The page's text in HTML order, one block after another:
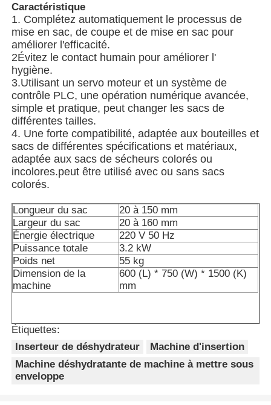
Machine à compter les cartes
Machines d'emballage
machine à cartonner
machine de remplissage
machine de boulette
Machine d'emballage de sacs à filets
machine à emballer de sac de maille
Machine à emballer verticale
Machine à emballer horizontale
Machine d'emballage à comptage visuel
Caractéristique
1. Complétez automatiquement le processus de
mise en sac, de coupe et de mise en sac pour
améliorer l'efficacité.
2Évitez le contact humain pour améliorer l'
hygiène.
3.Utilisant un servo moteur et un système de
contrôle PLC, une opération numérique avancée,
simple et pratique, peut changer les sacs de
différentes tailles.
4. Une forte compatibilité, adaptée aux bouteilles et
sacs de différentes spécifications et matériaux,
adaptée aux sacs de sécheurs colorés ou
incolores.peut être utilisé avec ou sans sacs
colorés.
Longueur du sac
20 à 150 mm
Largeur du sac
20 à 160 mm
Énergie électrique
220 V 50 Hz
Puissance totale
3.2 kW
Poids net
55 kg
Dimension de la
machine
600 (L) * 750 (W) * 1500 (K)
mm
Étiquettes:
Inserteur de déshydrateur
Machine d'insertion
Machine déshydratante de machine à mettre sous
enveloppe